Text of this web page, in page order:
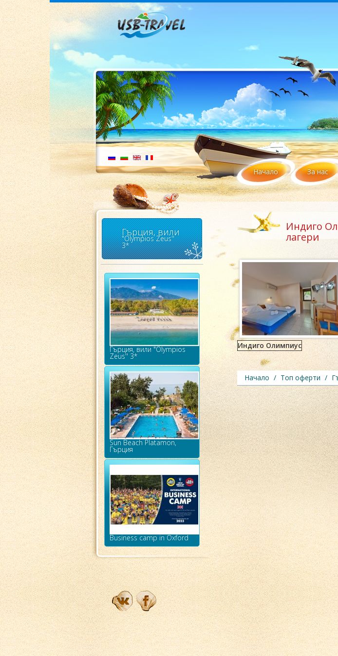
Начало За нас
Гърция, вили
"Olympios Zeus''
3*
Гърция, вили "Olympios
Zeus'' 3*
Sun Beach Platamon,
Гърция
Business camp in Oxford
Индиго
лагери
Индиго Олимпиус
Начало / Топ оферти /